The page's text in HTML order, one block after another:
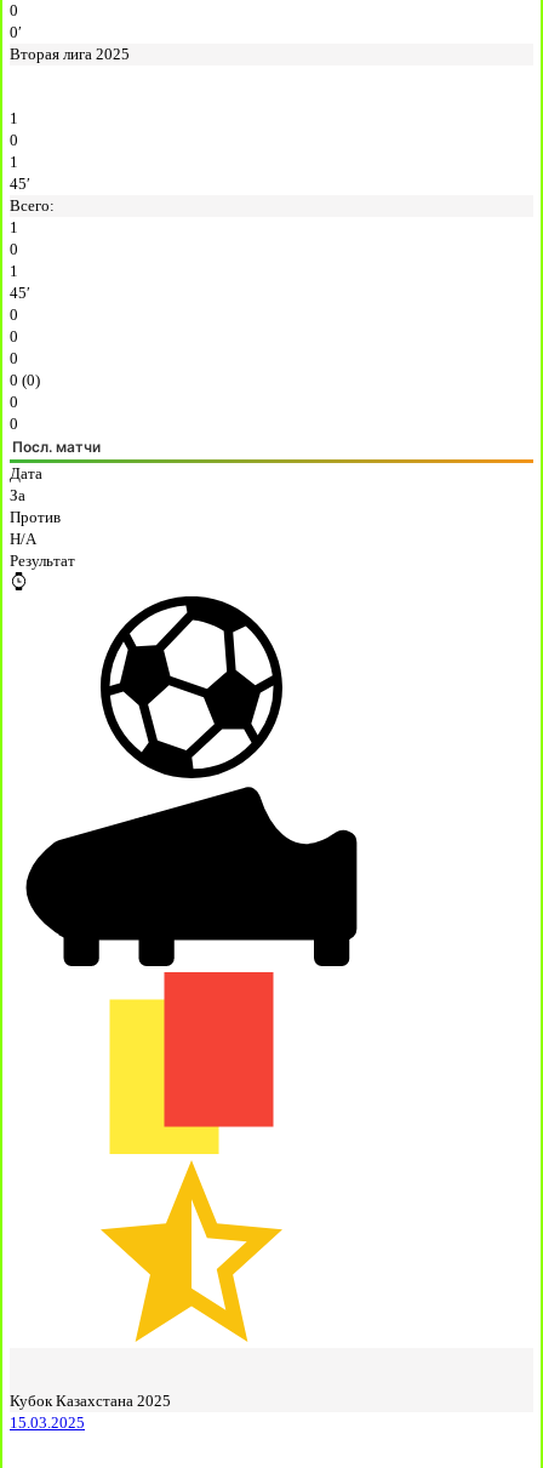
0
0′
Вторая лига 2025
1
0
1
45′
Всего:
1
0
1
45′
0
0
0
0 (0)
0
0
Посл. матчи
Дата
За
Против
H/A
Результат
Кубок Казахстана 2025
15.03.2025